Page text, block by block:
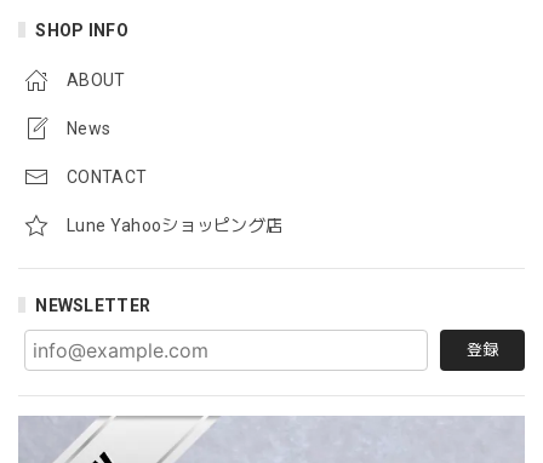
SHOP INFO
ABOUT
News
CONTACT
Lune Yahooショッピング店
NEWSLETTER
登録